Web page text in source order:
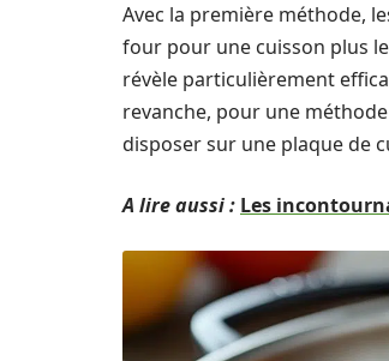
Avec la première méthode,
four pour une cuisson plus
révèle particulièrement
revanche, pour une
disposer sur une plaque de
A lire aussi : Les